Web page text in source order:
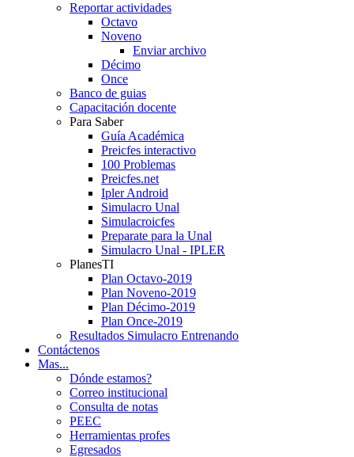
Reportar actividades
Octavo
Noveno
Enviar archivo
Décimo
Once
Banco de guias
Capacitación docente
Para Saber
Guía Académica
Preicfes interactivo
100 Problemas
Preicfes.net
Ipler Android
Simulacro Unal
Simulacroicfes
Preparate para la Unal
Simulacro Unal - IPLER
PlanesTI
Plan Octavo-2019
Plan Noveno-2019
Plan Décimo-2019
Plan Once-2019
Resultados Simulacro Entrenando
Contáctenos
Mas...
Dónde estamos?
Correo institucional
Consulta de notas
PEEC
Herramientas profes
Egresados